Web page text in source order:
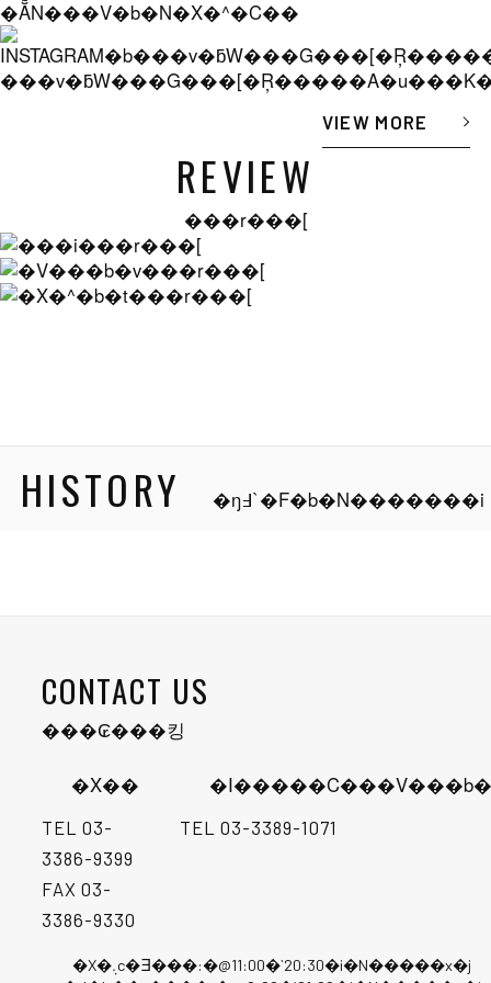
�ẴN���V�b�N�X�^�C��
VIEW MORE
REVIEW
���r���[
HISTORY �ŋ߃`�F�b�N�������i
CONTACT US
���₢���킹
�X��
TEL03-
3386-9399
FAX 03-
3386-9330
TEL 03-3389-1071
�X�܉c�Ǝ���:�@11:00�`20:30�i�N�����x�j